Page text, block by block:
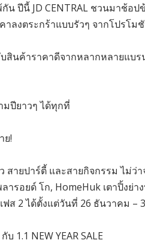
ปีนี้ JD CENTRAL ชวนมาช้อป
ลงตระกร้าแบบรัวๆ จากโปรโม
บสินค้าราคาดีจากหลากหลายแบ
มปียาวๆ ได้ทุกที่
ย!
ายปาร์ตี้ และสายกิจกรรม ไม่ว่า
รอยด์ โก, HomeHuk เตาปิ้งย่า
2 ได้ตั้งแต่วันที่ 26 ธันวาคม –
1.1 NEW YEAR SALE